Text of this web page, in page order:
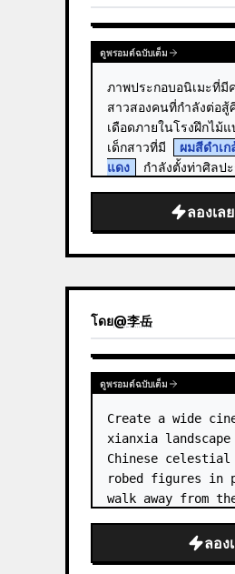
ดูพรอมต์ฉบับเต็ม
ภาพประกอบอนิเมะที่มี
สาวสองคนที่กำลังต่อสู้
เดือดภายในโรงฝึกไม้
เด็กสาวที่มี
ผมสีดำเ
แดง
กำลังตั้งท่าศิลป
ลองเลย
โดย@李岳
ดูพรอมต์ฉบับเต็ม
Create a wide
xianxia
Chinese
robed figures in
walk away from
enormous ornate
from a mirror-
ลอง